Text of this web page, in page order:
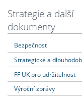
Dozvědět se více
Podat přihlášku
Dozvědět se více
Dozvědět se více
Dozvědět se více
Strategie a další
dokumenty
Bezpečnost
Strategické a
FF UK pro udržitelnost
Výroční zprávy